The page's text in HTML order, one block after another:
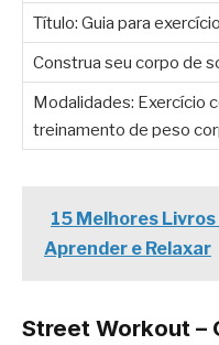
Título: Guia para
Construa seu corpo de
Modalidades: Exercício
treinamento de peso
15 Melhores
Aprender e Relaxar
Street Workout –